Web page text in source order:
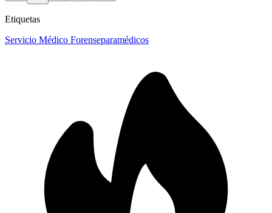
Etiquetas
Servicio Médico Forenseparamédicos